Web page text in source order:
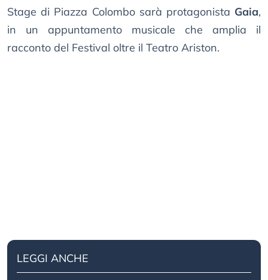
Stage di Piazza Colombo sarà protagonista Gaia,
in un appuntamento musicale che amplia il
racconto del Festival oltre il Teatro Ariston.
LEGGI ANCHE